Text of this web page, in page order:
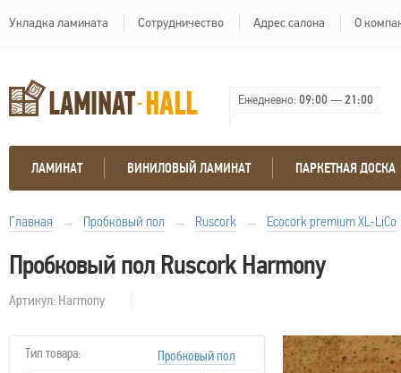
Укладка ламината Сотрудничество Адрес салона О
Ежедневно:09:00—21:00
ЛАМИНАТ ВИНИЛОВЫЙ ЛАМИНАТ ПАРКЕТНАЯ ДОСКА
Главная → Пробковый пол → Ruscork → Ecocork premium XL-LiCo
Пробковый пол Ruscork Harmony
Артикул: Harmony
Тип товара:
Пробковый пол